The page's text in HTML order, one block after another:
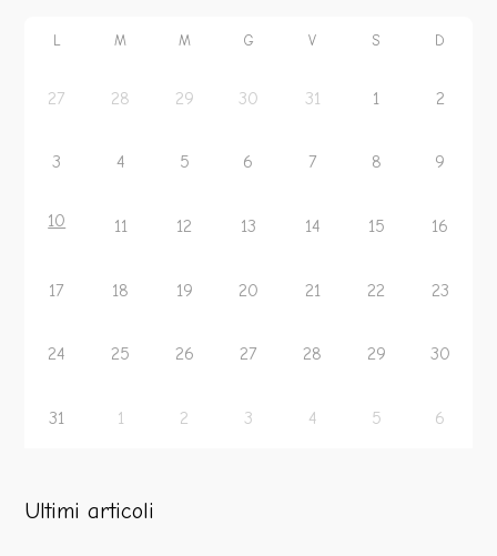
L M M G V S D
27 28 29 30 31 1 2
3 4 5 6 7 8 9
10 11 12 13 14 15 16
17 18 19 20 21 22 23
24 25 26 27 28 29 30
31 1 2 3 4 5 6
Ultimi articoli